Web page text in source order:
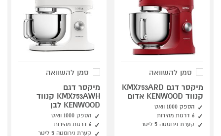
סמן להשוואה
מיקסר דגם KMX753ARD
קנווד KENWOOD אדום
הספק 1000 וואט
6 דרגות מהירות
קערת נירוסטה 5 ליטר
סמן להשוואה
מיקסר דגם
KMX753AWH קנווד
KENWOOD לבן
הספק 1000 וואט
6 דרגות מהירות
קערת נירוסטה 5 ליטר